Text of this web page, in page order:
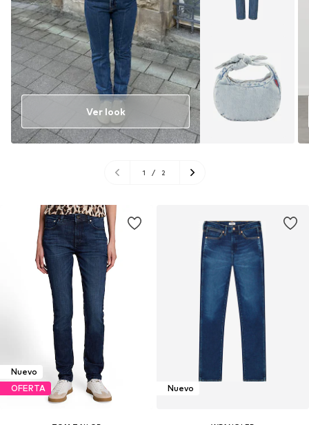
Ver look
1 / 2
Nuevo
OFERTA
Nuevo